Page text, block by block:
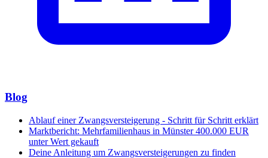
Blog
Ablauf einer Zwangsversteigerung - Schritt für Schritt erklärt
Marktbericht: Mehrfamilienhaus in Münster 400.000 EUR
unter Wert gekauft
Deine Anleitung um Zwangsversteigerungen zu finden